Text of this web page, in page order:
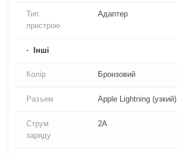
Тип
пристрою
Адаптер
Iнші
Колір Бронзовий
Разъем Apple Lightning (узкий)
Струм
заряду
2A